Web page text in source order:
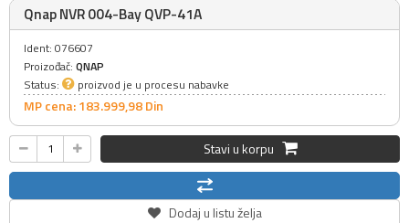
Qnap NVR 004-Bay QVP-41A
Ident: 076607
Proizođač: QNAP
Status:
proizvod je u procesu nabavke
MP cena: 183.999,98Din
Stavi u korpu
Dodaj u listu želja